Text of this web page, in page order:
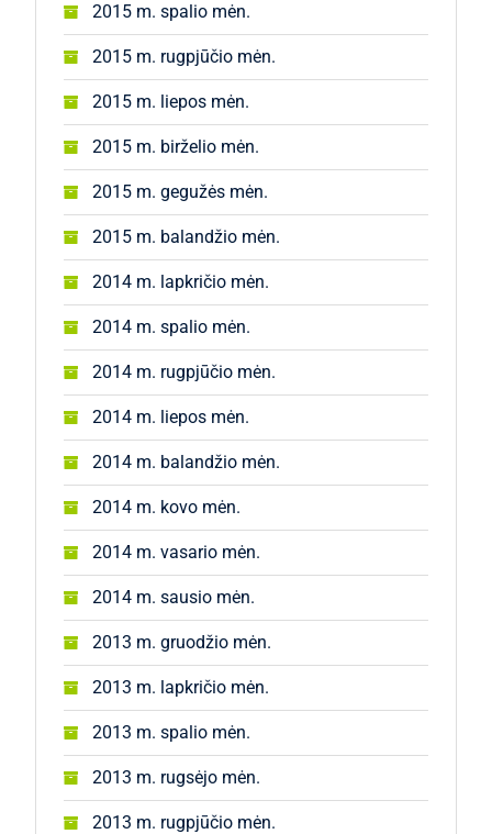
2015 m. spalio mėn.
2015 m. rugpjūčio mėn.
2015 m. liepos mėn.
2015 m. birželio mėn.
2015 m. gegužės mėn.
2015 m. balandžio mėn.
2014 m. lapkričio mėn.
2014 m. spalio mėn.
2014 m. rugpjūčio mėn.
2014 m. liepos mėn.
2014 m. balandžio mėn.
2014 m. kovo mėn.
2014 m. vasario mėn.
2014 m. sausio mėn.
2013 m. gruodžio mėn.
2013 m. lapkričio mėn.
2013 m. spalio mėn.
2013 m. rugsėjo mėn.
2013 m. rugpjūčio mėn.